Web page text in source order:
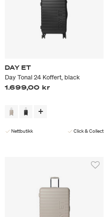
DAY ET
Day Tonal 24 Koffert, black
1.699,00 kr
Nettbutikk Click & Collect